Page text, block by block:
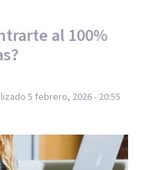
al 100%
5 febrero, 2026 - 20:55